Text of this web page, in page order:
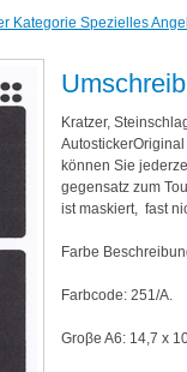
Kategorie Spezielles
Kratzer,
können Sie
gegensatz zum
ist maskiert, fast
Farbe
Farbcode: 251/A.
Groβe A6: 14,7 x